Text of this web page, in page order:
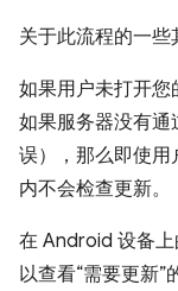
关于此流程的一些
如果用户未打开您
如果服务器没有
误），那么即使用
内不会检查更新。
在 Android 设备
以查看“需要更新